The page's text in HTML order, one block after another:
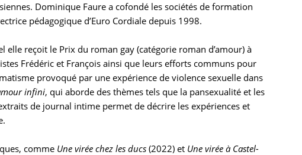
Dominique Faure a cofondé les sociétés de formation
pédagogique d’Euro Cordiale depuis 1998.
elle reçoit le Prix du roman gay (catégorie roman d’amour) à
Frédéric et François ainsi que leurs efforts communs pour
provoqué par une expérience de violence sexuelle dans
infini, qui aborde des thèmes tels que la pansexualité et les
de journal intime permet de décrire les expériences et
comme Une virée chez les ducs (2022) et Une virée à Castel-